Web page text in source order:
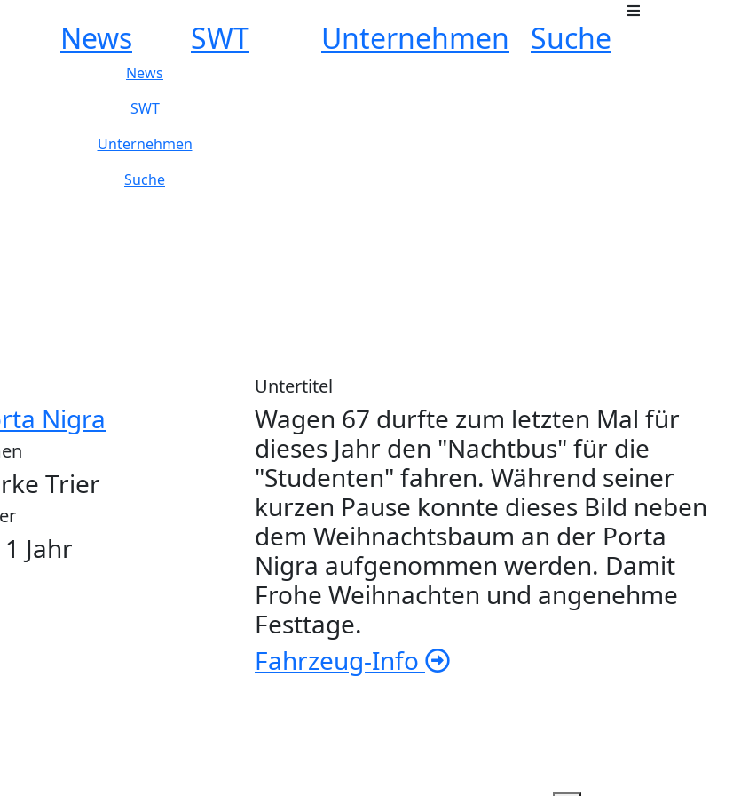
News SWT Unternehmen Suche
News
SWT
Unternehmen
Suche
Nigra
Trier
Jahr
Untertitel
Wagen 67 durfte zum letzten Mal für
dieses Jahr den "Nachtbus" für die
"Studenten" fahren. Während seiner
kurzen Pause konnte dieses Bild neben
dem Weihnachtsbaum an der Porta
Nigra aufgenommen werden. Damit
Frohe Weihnachten und angenehme
Festtage.
Fahrzeug-Info